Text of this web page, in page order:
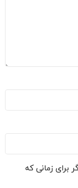
برای زمانی که